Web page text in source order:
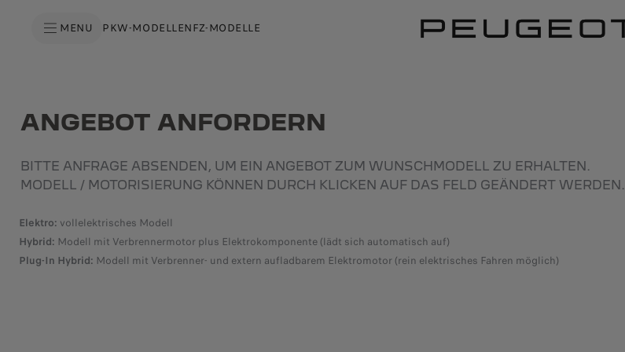
MENU PKW-MODELLENFZ-MODELLE
ANGEBOT ANFORDERN
BITTE ANFRAGE ABSENDEN, UM EIN ANGEBOT ZUM WUNSCHMODELL ZU ERHALTEN.
MODELL / MOTORISIERUNG KÖNNEN DURCH KLICKEN AUF DAS FELD GEÄNDERT WERDEN.
Elektro: vollelektrisches Modell
Hybrid: Modell mit Verbrennermotor plus Elektrokomponente (lädt sich automatisch auf)
Plug-In Hybrid: Modell mit Verbrenner- und extern aufladbarem Elektromotor (rein elektrisches Fahren möglich)